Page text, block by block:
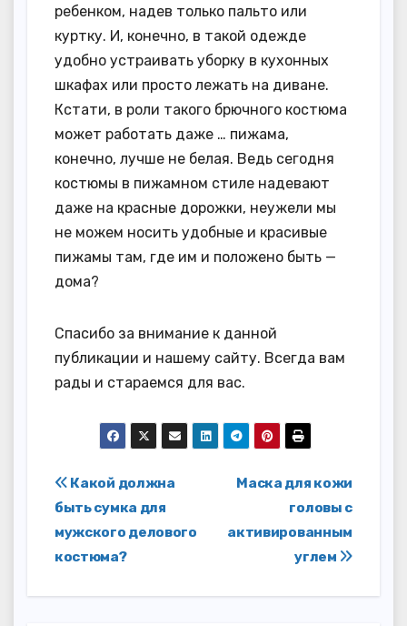
ребенком, надев только пальто или
куртку. И, конечно, в такой одежде
удобно устраивать уборку в кухонных
шкафах или просто лежать на диване.
Кстати, в роли такого брючного костюма
может работать даже … пижама,
конечно, лучше не белая. Ведь сегодня
костюмы в пижамном стиле надевают
даже на красные дорожки, неужели мы
не можем носить удобные и красивые
пижамы там, где им и положено быть —
дома?
Спасибо за внимание к данной
публикации и нашему сайту. Всегда вам
рады и стараемся для вас.
Навигация
по
записям
Маска для кожи
головы с
активированным
углем
Какой должна
быть сумка для
мужского делового
костюма?